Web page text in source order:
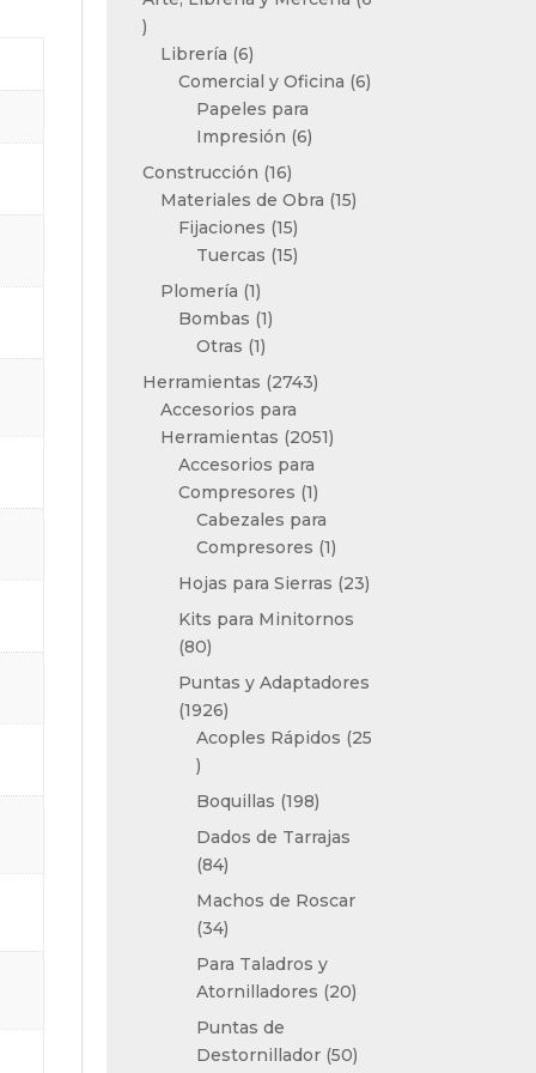
6
productos
Librería 66
productos
Comercial y Oficina 66
Papeles para
Impresión 66
Construcción 1616
productos
Materiales de Obra 1515
Fijaciones 1515
productos
Tuercas 1515
Plomería 11
producto
Bombas 11
Otras 11
producto
Herramientas 27432743
Accesorios para
Herramientas
20512051
Accesorios para
Compresores 11
producto
Cabezales para
Compresores 11
producto
Hojas para Sierras 2323
Kits para Minitornos
8080
productos
Puntas y Adaptadores
19261926
productos
Acoples Rápidos
25
25
productos
Boquillas 198198
productos
Dados de Tarrajas
8484
productos
Machos de Roscar
3434
productos
Para Taladros y
Atornilladores
2020
Puntas de
Destornillador 5050